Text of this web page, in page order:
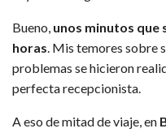
Bueno, unos minutos que
horas . Mis temores sobre
problemas se hicieron
perfecta recepcionista.
A eso de mitad de viaje, en